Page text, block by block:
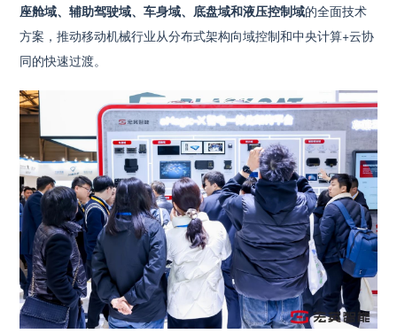
座舱域、辅助驾驶域、车身域、底盘域和液压控制域的全面技术
方案，推动移动机械行业从分布式架构向域控制和中央计算+云协
同的快速过渡。